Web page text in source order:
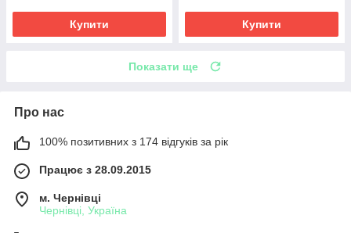
Купити Купити
Показати ще
Про нас
100% позитивних з 174 відгуків за рік
Працює з 28.09.2015
м. Чернівці
Чернівці, Україна